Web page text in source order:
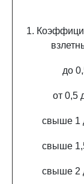
1.
до
от 0,5
свыше 1
свыше
свыше 2